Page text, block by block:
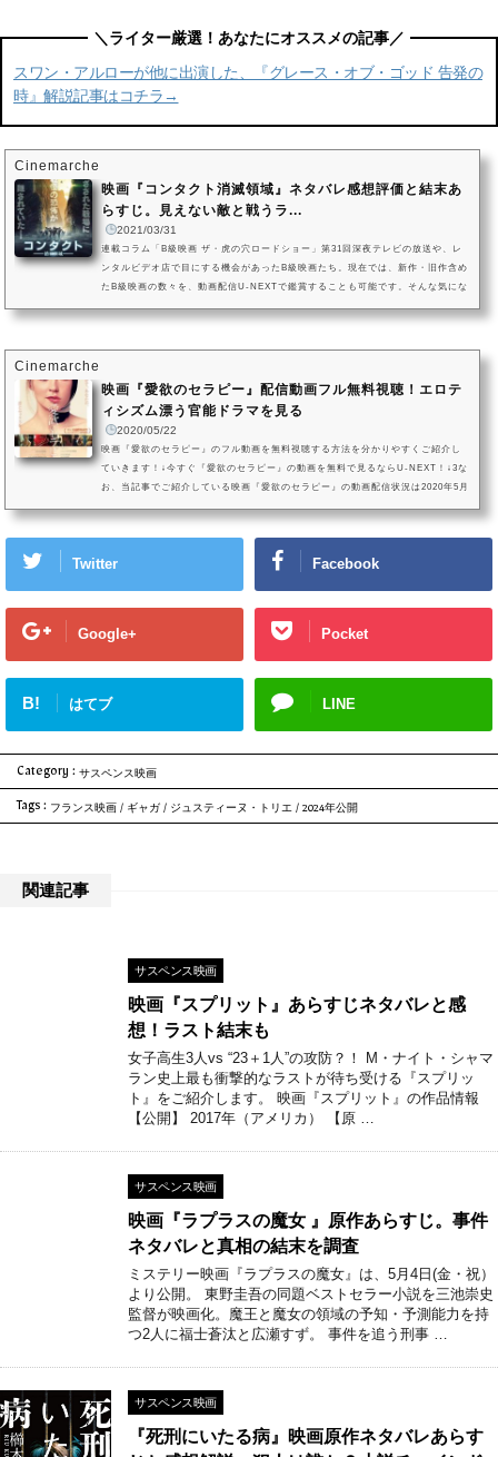
スワン・アルローが他に出演した、『グレース・オブ・ゴッド 告発の
時』解説記事はコチラ→
Cinemarche
映画『コンタクト消滅領域』ネタバレ感想評価と結末あ
らすじ。見えない敵と戦うラ...
2021/03/31
連載コラム「B級映画 ザ・虎の穴ロードショー」第31回深夜テレビの放送や、レ
ンタルビデオ店で目にする機会があったB級映画たち。現在では、新作・旧作含め
たB級映画の数々を、動画配信U-NEXTで鑑賞することも可能です。そんな気にな
Cinemarche
映画『愛欲のセラピー』配信動画フル無料視聴！エロテ
ィシズム漂う官能ドラマを見る
2020/05/22
映画『愛欲のセラピー』のフル動画を無料視聴する方法を分かりやすくご紹介し
ていきます！↓今すぐ『愛欲のセラピー』の動画を無料で見るならU-NEXT！↓3な
お、当記事でご紹介している映画『愛欲のセラピー』の動画配信状況は2020年5月
法！(C) 2019 Les Films Pelléas - France 2 Cinéma - Les Films de Pi...
Twitter Facebook
Google+ Pocket
B! はてブ LINE
Category : サスペンス映画
Tags : フランス映画 / ギャガ / ジュスティーヌ・トリエ / 2024年公開
関連記事
サスペンス映画
映画『スプリット』あらすじネタバレと感
想！ラスト結末も
女子高生3人vs “23＋1人”の攻防？！ M・ナイト・シャマ
ラン史上最も衝撃的なラストが待ち受ける『スプリッ
ト』をご紹介します。 映画『スプリット』の作品情報
【公開】 2017年（アメリカ） 【原 …
サスペンス映画
映画『ラプラスの魔女 』原作あらすじ。事件
ネタバレと真相の結末を調査
ミステリー映画『ラプラスの魔女』は、5月4日(金・祝）
より公開。 東野圭吾の同題ベストセラー小説を三池崇史
監督が映画化。魔王と魔女の領域の予知・予測能力を持
つ2人に福士蒼汰と広瀬すず。 事件を追う刑事 …
サスペンス映画
『死刑にいたる病』映画原作ネタバレあらす